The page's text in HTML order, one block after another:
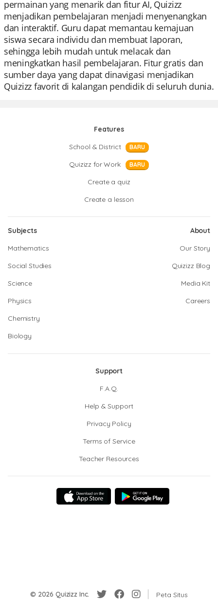
permainan yang menarik dan fitur AI, Quizizz
menjadikan pembelajaran menjadi menyenangkan
dan interaktif. Guru dapat memantau kemajuan
siswa secara individu dan membuat laporan,
sehingga lebih mudah untuk melacak dan
meningkatkan hasil pembelajaran. Fitur gratis dan
sumber daya yang dapat dinavigasi menjadikan
Quizizz favorit di kalangan pendidik di seluruh dunia.
Features
School & District
BARU
Quizizz for Work BARU
Create a quiz
Create a lesson
Subjects
Mathematics
Social Studies
Science
Physics
Chemistry
Biology
About
Our Story
Quizizz Blog
Media Kit
Careers
Support
F.A.Q.
Help & Support
Privacy Policy
Terms of Service
Teacher Resources
© 2026 Quizizz Inc. Peta Situs